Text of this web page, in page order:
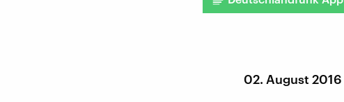
02. August 2016